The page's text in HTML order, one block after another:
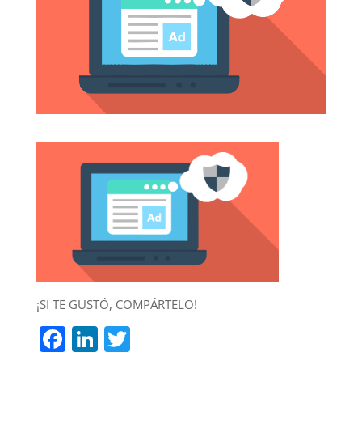
¡SI TE GUSTÓ, COMPÁRTELO!
F Li T